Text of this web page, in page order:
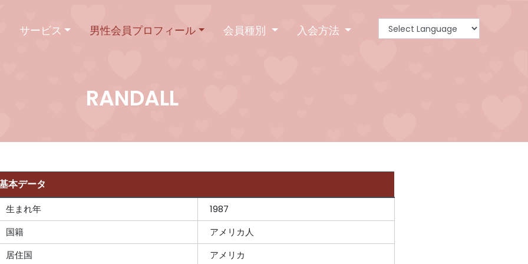
サービス 男性会員プロフィール 会員種別 入会方法
RANDALL
本データ
生まれ年
1987
国籍
アメリカ人
居住国
アメリカ